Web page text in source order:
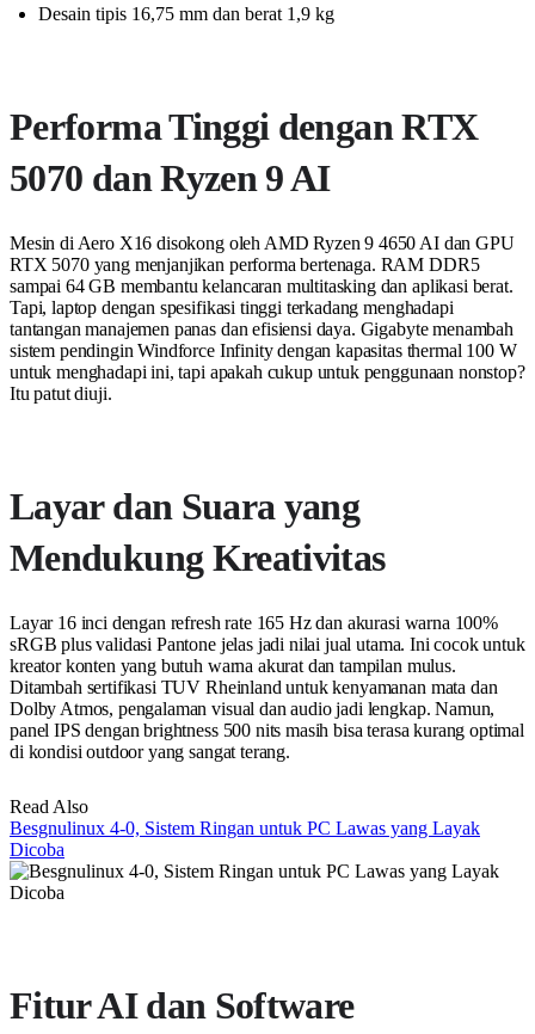
Desain tipis 16,75 mm dan berat 1,9 kg
Performa Tinggi dengan RTX
5070 dan Ryzen 9 AI
Mesin di Aero X16 disokong oleh AMD Ryzen 9 4650 AI dan GPU
RTX 5070 yang menjanjikan performa bertenaga. RAM DDR5
sampai 64 GB membantu kelancaran multitasking dan aplikasi berat.
Tapi, laptop dengan spesifikasi tinggi terkadang menghadapi
tantangan manajemen panas dan efisiensi daya. Gigabyte menambah
sistem pendingin Windforce Infinity dengan kapasitas thermal 100 W
untuk menghadapi ini, tapi apakah cukup untuk penggunaan nonstop?
Itu patut diuji.
Layar dan Suara yang
Mendukung Kreativitas
Layar 16 inci dengan refresh rate 165 Hz dan akurasi warna 100%
sRGB plus validasi Pantone jelas jadi nilai jual utama. Ini cocok untuk
kreator konten yang butuh warna akurat dan tampilan mulus.
Ditambah sertifikasi TUV Rheinland untuk kenyamanan mata dan
Dolby Atmos, pengalaman visual dan audio jadi lengkap. Namun,
panel IPS dengan brightness 500 nits masih bisa terasa kurang optimal
di kondisi outdoor yang sangat terang.
Read Also
Besgnulinux 4-0, Sistem Ringan untuk PC Lawas yang Layak
Dicoba
Fitur AI dan Software